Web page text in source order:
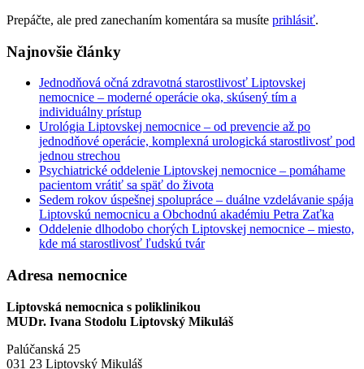
Prepáčte, ale pred zanechaním komentára sa musíte prihlásiť.
Najnovšie články
Jednodňová očná zdravotná starostlivosť Liptovskej
nemocnice – moderné operácie oka, skúsený tím a
individuálny prístup
Urológia Liptovskej nemocnice – od prevencie až po
jednodňové operácie, komplexná urologická starostlivosť pod
jednou strechou
Psychiatrické oddelenie Liptovskej nemocnice – pomáhame
pacientom vrátiť sa späť do života
Sedem rokov úspešnej spolupráce – duálne vzdelávanie spája
Liptovskú nemocnicu a Obchodnú akadémiu Petra Zaťka
Oddelenie dlhodobo chorých Liptovskej nemocnice – miesto,
kde má starostlivosť ľudskú tvár
Adresa nemocnice
Liptovská nemocnica s poliklinikou
MUDr. Ivana Stodolu Liptovský Mikuláš
Palúčanská 25
031 23 Liptovský Mikuláš